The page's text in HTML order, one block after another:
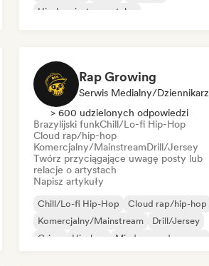
Hip-hop instrumentalny
Rap Growing
Serwis Medialny/Dziennikarz
> 600 udzielonych odpowiedzi
Brazylijski funkChill/Lo-fi Hip-Hop
Cloud rap/hip-hop
Komercjalny/MainstreamDrill/Jersey
Twórz przyciągające uwagę posty lub
relacje o artystach
Napisz artykuły
Chill/Lo-fi Hip-Hop
Cloud rap/hip-hop
Komercjalny/Mainstream
Drill/Jersey
Grime
Hip-hop
Międzynarodowy rap